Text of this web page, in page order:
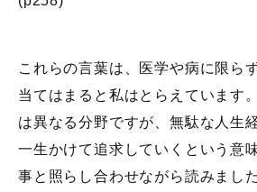
これらの言葉は、医学や病に限ら
当てはまると私はとらえています
は異なる分野ですが、無駄な人生
一生かけて追求していくという意
事と照らし合わせながら読みました